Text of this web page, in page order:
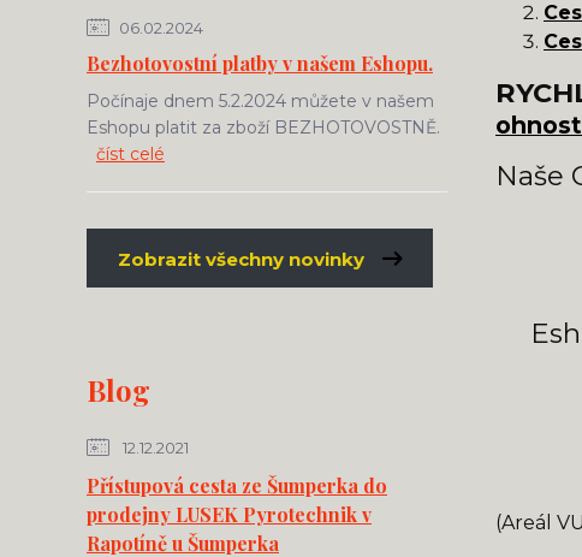
06.02.2024
Bezhotovostní platby v našem Eshopu.
Počínaje dnem 5.2.2024 můžete v našem
Eshopu platit za zboží BEZHOTOVOSTNĚ.
číst celé
Zobrazit všechny novinky
Blog
12.12.2021
Přístupová cesta ze Šumperka do
prodejny LUSEK Pyrotechnik v
Rapotíně u Šumperka
Naše
(Areál